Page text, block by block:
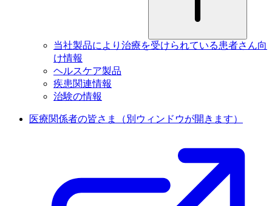
当社製品により治療を受けられている患者さん向
け情報
ヘルスケア製品
疾患関連情報
治験の情報
医療関係者の皆さま （別ウィンドウが開きます）